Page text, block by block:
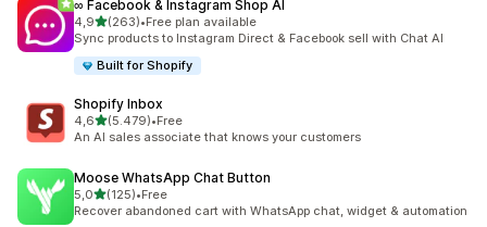
∞ Facebook & Instagram Shop AI
4,9de 5 estrelas
(263)
263 total de avaliações
•Free plan available
Sync products to Instagram Direct & Facebook sell with Chat AI
Built for Shopify
Shopify Inbox
4,6de 5 estrelas
(5.479)
5479 total de avaliações
•Free
An AI sales associate that knows your customers
Moose WhatsApp Chat Button
5,0de 5 estrelas
(125)
125 total de avaliações
•Free
Recover abandoned cart with WhatsApp chat, widget & automation